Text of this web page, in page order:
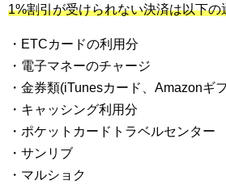
1%割引が受けられない決済は以下の
・ETCカードの利用分
・電子マネーのチャージ
・金券類(iTunesカード、Amazonギ
・キャッシング利用分
・ポケットカードトラベルセンター
・サンリブ
・マルショク